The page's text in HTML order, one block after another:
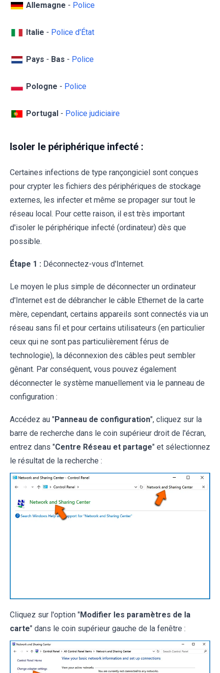
Allemagne - Police
Italie - Police d'État
Pays - Bas - Police
Pologne - Police
Portugal - Police judiciaire
Isoler le périphérique infecté :
Certaines infections de type rançongiciel sont conçues
pour crypter les fichiers des périphériques de stockage
externes, les infecter et même se propager sur tout le
réseau local. Pour cette raison, il est très important
d'isoler le périphérique infecté (ordinateur) dès que
possible.
Étape 1 : Déconnectez-vous d'Internet.
Le moyen le plus simple de déconnecter un ordinateur
d'Internet est de débrancher le câble Ethernet de la carte
mère, cependant, certains appareils sont connectés via un
réseau sans fil et pour certains utilisateurs (en particulier
ceux qui ne sont pas particulièrement férus de
technologie), la déconnexion des câbles peut sembler
gênant. Par conséquent, vous pouvez également
déconnecter le système manuellement via le panneau de
configuration :
Accédez au "Panneau de configuration", cliquez sur la
barre de recherche dans le coin supérieur droit de l'écran,
entrez dans "Centre Réseau et partage" et sélectionnez
le résultat de la recherche :
Cliquez sur l'option "Modifier les paramètres de la
carte" dans le coin supérieur gauche de la fenêtre :